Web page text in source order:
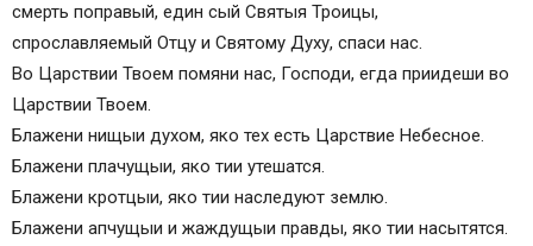
смерть поправый, един сый Святыя Троицы,
спрославляемый Отцу и Святому Духу, спаси нас.
Во Царствии Твоем помяни нас, Господи, егда приидеши во
Царствии Твоем.
Блажени нищыи духом, яко тех есть Царствие Небесное.
Блажени плачущыи, яко тии утешатся.
Блажени кротцыи, яко тии наследуют землю.
Блажени апчущыи и жаждущыи правды, яко тии насытятся.